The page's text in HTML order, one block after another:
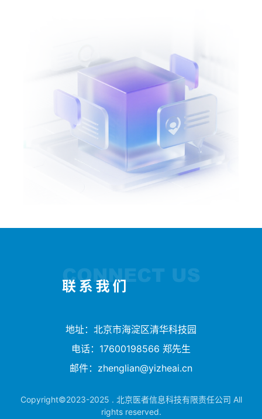
地址：北京市海淀区清华科技园
电话：17600198566 郑先生
邮件： zhenglian@yizheai.cn
Copyright©2023-2025 . 北京医者信息科技有限责任公司 All
rights reserved.